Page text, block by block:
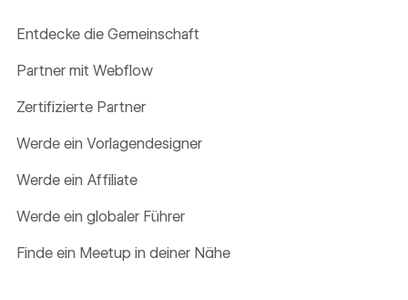
Entdecke die Gemeinschaft
Partner mit Webflow
Zertifizierte Partner
Werde ein Vorlagendesigner
Werde ein Affiliate
Werde ein globaler Führer
Finde ein Meetup in deiner Nähe